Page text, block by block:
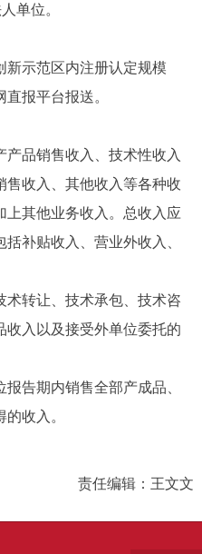
单位。
示范区内注册认定规模
直报平台报送。
品销售收入、技术性收入
售收入、其他收入等各种收
上其他业务收入。总收入应
补贴收入、营业外收入、
转让、技术承包、技术咨
收入以及接受外单位委托的
告期内销售全部产成品、
收入。
责任编辑：王文文